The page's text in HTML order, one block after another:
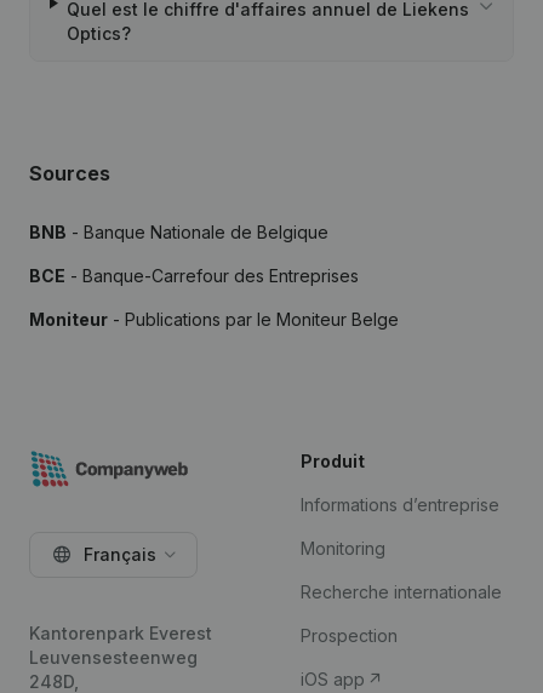
Quel est le chiffre d'affaires annuel de Liekens
Optics?
Sources
BNB - Banque Nationale de Belgique
BCE - Banque-Carrefour des Entreprises
Moniteur - Publications par le Moniteur Belge
Français
Kantorenpark Everest
Leuvensesteenweg
248D,
Produit
Informations d’entreprise
Monitoring
Recherche internationale
Prospection
iOS app